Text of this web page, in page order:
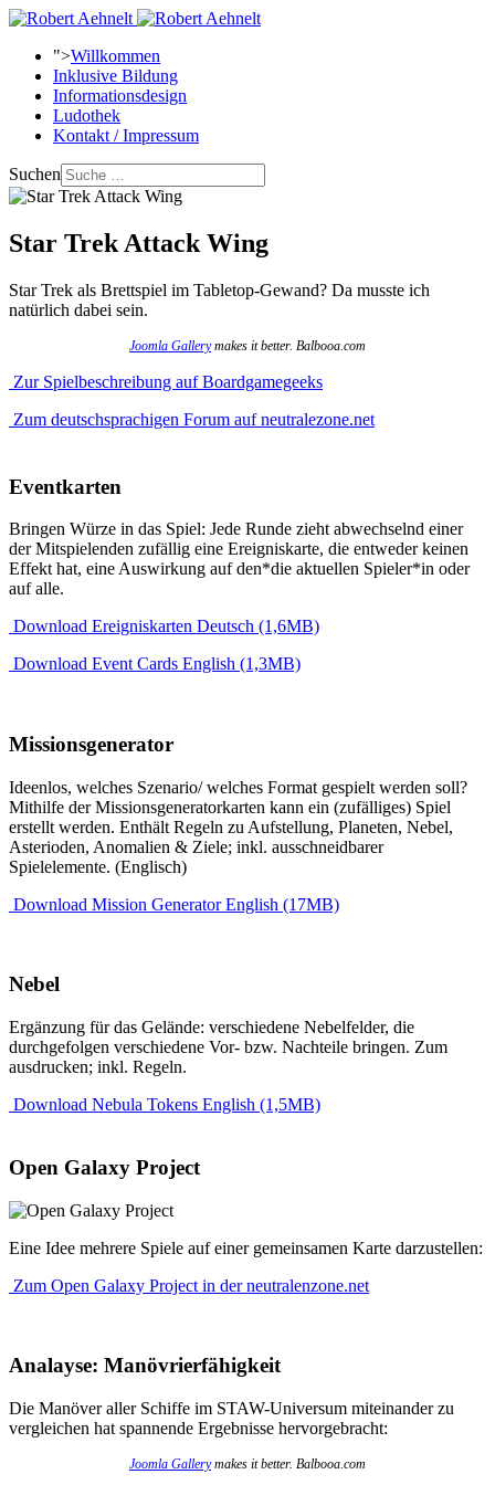
">Willkommen
Inklusive Bildung
Informationsdesign
Ludothek
Kontakt / Impressum
Suchen
Star Trek Attack Wing
Star Trek als Brettspiel im Tabletop-Gewand? Da musste ich
natürlich dabei sein.
Joomla Gallerymakes it better. Balbooa.com
Zur Spielbeschreibung auf Boardgamegeeks
Zum deutschsprachigen Forum auf neutralezone.net
Eventkarten
Bringen Würze in das Spiel: Jede Runde zieht abwechselnd einer
der Mitspielenden zufällig eine Ereigniskarte, die entweder keinen
Effekt hat, eine Auswirkung auf den*die aktuellen Spieler*in oder
auf alle.
Download Ereigniskarten Deutsch (1,6MB)
Download Event Cards English (1,3MB)
Missionsgenerator
Ideenlos, welches Szenario/ welches Format gespielt werden soll?
Mithilfe der Missionsgeneratorkarten kann ein (zufälliges) Spiel
erstellt werden. Enthält Regeln zu Aufstellung, Planeten, Nebel,
Asterioden, Anomalien & Ziele; inkl. ausschneidbarer
Spielelemente. (Englisch)
Download Mission Generator English (17MB)
Nebel
Ergänzung für das Gelände: verschiedene Nebelfelder, die
durchgefolgen verschiedene Vor- bzw. Nachteile bringen. Zum
ausdrucken; inkl. Regeln.
Download Nebula Tokens English (1,5MB)
Open Galaxy Project
Eine Idee mehrere Spiele auf einer gemeinsamen Karte darzustellen:
Zum Open Galaxy Project in der neutralenzone.net
Analayse: Manövrierfähigkeit
Die Manöver aller Schiffe im STAW-Universum miteinander zu
vergleichen hat spannende Ergebnisse hervorgebracht:
Joomla Gallerymakes it better. Balbooa.com